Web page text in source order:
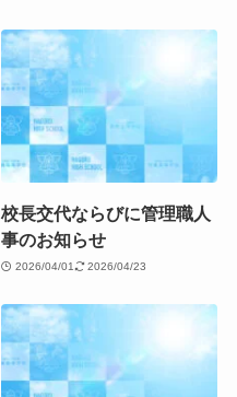
校長交代ならびに管理職人
事のお知らせ
2026/04/01 2026/04/23